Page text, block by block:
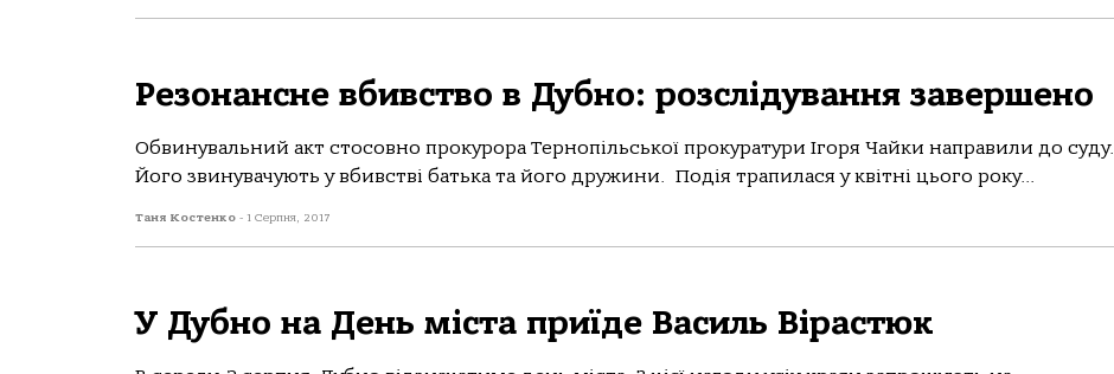
Резонансне вбивство в Дубно: розслідування завершено
Обвинувальний акт стосовно прокурора Тернопільської прокуратури Ігоря Чайки направили до суду.
Його звинувачують у вбивстві батька та його дружини. Подія трапилася у квітні цього року...
Таня Костенко - 1 Серпня, 2017
У Дубно на День міста приїде Василь Вірастюк